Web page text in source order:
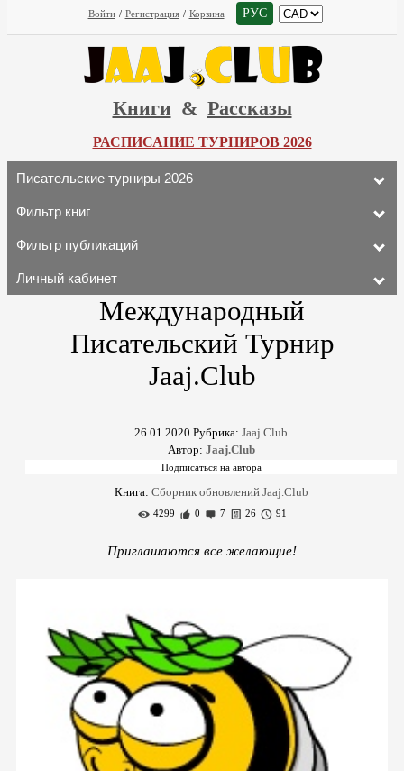
Войти / Регистрация / Корзина РУС
Книги & Рассказы
РАСПИСАНИЕ ТУРНИРОВ 2026
Писательские турниры 2026
Фильтр книг
Фильтр публикаций
Личный кабинет
Международный
Писательский Турнир
Jaaj.Club
26.01.2020 Рубрика: Jaaj.Club
Автор: Jaaj.Club
Книга: Сборник обновлений Jaaj.Club
4299 0 7 26 91
Приглашаются все желающие!